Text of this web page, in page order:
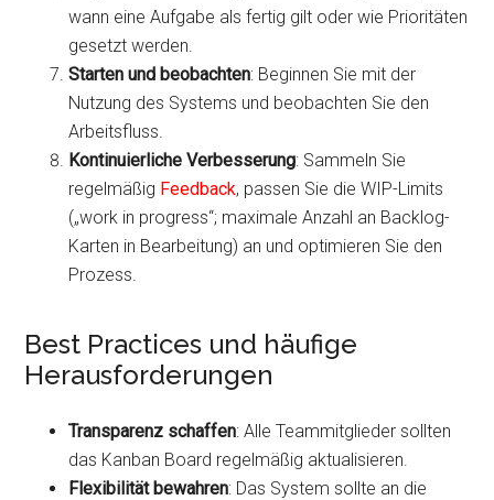
wann eine Aufgabe als fertig gilt oder wie Prioritäten
gesetzt werden.
Starten und beobachten: Beginnen Sie mit der
Nutzung des Systems und beobachten Sie den
Arbeitsfluss.
Kontinuierliche Verbesserung: Sammeln Sie
regelmäßig Feedback, passen Sie die WIP-Limits
(„work in progress“; maximale Anzahl an Backlog-
Karten in Bearbeitung) an und optimieren Sie den
Prozess.
Best Practices und häufige
Herausforderungen
Transparenz schaffen: Alle Teammitglieder sollten
das Kanban Board regelmäßig aktualisieren.
Flexibilität bewahren: Das System sollte an die